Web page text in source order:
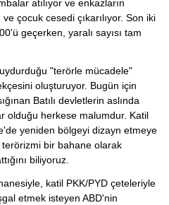
atılıyor ve enkazların
çocuk cesedi çıkarılıyor. Son iki
geçerken, yaralı sayısı tam
"terörle mücadele"
oluşturuyor. Bugün için
Batılı devletlerin aslında
olduğu herkese malumdur. Katil
yeniden bölgeyi dizayn etmeye
terörizmi bir bahane olarak
biliyoruz.
katil PKK/PYD çeteleriyle
etmek isteyen ABD'nin